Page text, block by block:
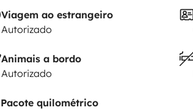
Viagem ao estrangeiro
Autorizado
Animais a bordo
Autorizado
Pacote quilométrico